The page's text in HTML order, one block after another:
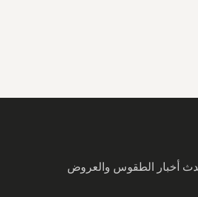
أخبار الطقوس والعروض